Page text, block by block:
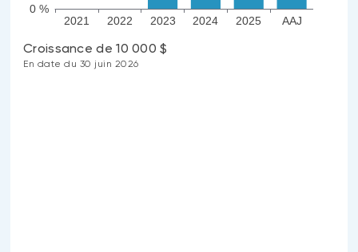
0 %
2021 2022 2023 2024 2025 AAJ
Croissance de 10 000 $
En date du 30 juin 2026